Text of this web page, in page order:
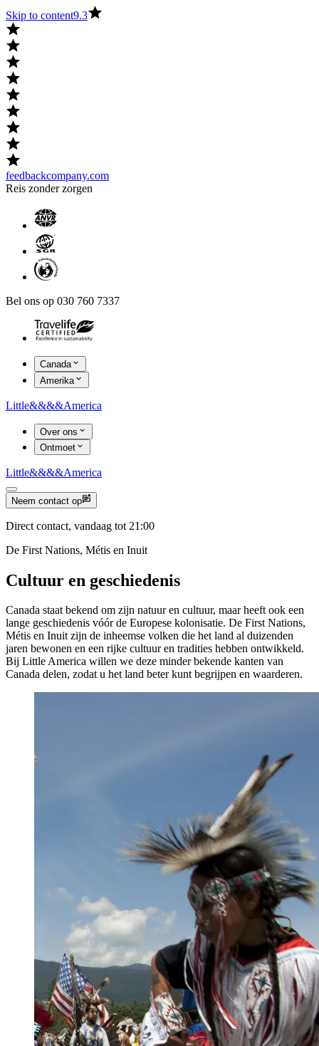
Skip to content9.3
feedbackcompany.com
Reis zonder zorgen
Bel ons op 030 760 7337
Canada
Amerika
Little&&&&America
Over ons
Ontmoet
Little&&&&America
Neem contact op
Direct contact, vandaag tot 21:00
De First Nations, Métis en Inuit
Cultuur en geschiedenis
Canada staat bekend om zijn natuur en cultuur, maar heeft ook een
lange geschiedenis vóór de Europese kolonisatie. De First Nations,
Métis en Inuit zijn de inheemse volken die het land al duizenden
jaren bewonen en een rijke cultuur en tradities hebben ontwikkeld.
Bij Little America willen we deze minder bekende kanten van
Canada delen, zodat u het land beter kunt begrijpen en waarderen.